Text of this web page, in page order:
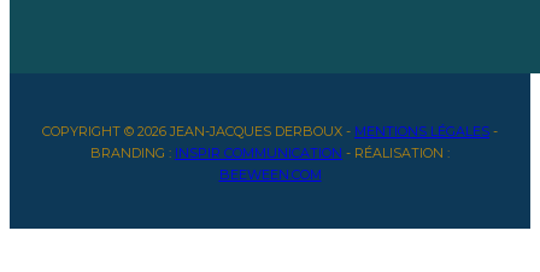
COPYRIGHT © 2026 JEAN-JACQUES DERBOUX - MENTIONS LÉGALES -
BRANDING : INSPIR COMMUNICATION - RÉALISATION :
BEEWEEN.COM